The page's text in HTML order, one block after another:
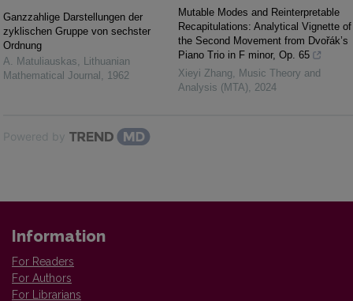
Ganzzahlige Darstellungen der
zyklischen Gruppe von sechster
Ordnung
A. Matuliauskas, Lithuanian
Mathematical Journal , 1962
Mutable Modes and Reinterpretable
Recapitulations: Analytical Vignette of
the Second Movement from Dvořák’s
Piano Trio in F minor, Op. 65
Xieyi Zhang, Music Theory and
Analysis (MTA), 2024
Powered by
Information
For Readers
For Authors
For Librarians